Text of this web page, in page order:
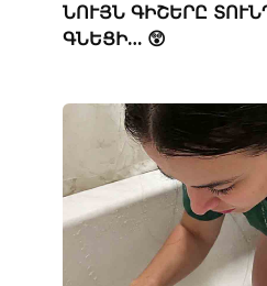
ՆՈՒՅՆ ԳԻՇԵՐԸ
ԳՆԵՑԻ… 😲